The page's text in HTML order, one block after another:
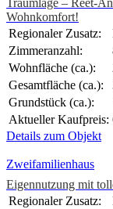
Traumlage – Reet-
Wohnkomfort!
Regionaler Zusatz:
Zimmeranzahl:
Wohnfläche (ca.):
Gesamtfläche (ca.):
Grundstück (ca.):
Aktueller Kaufpreis:
Details zum Objekt
Zweifamilienhaus
Eigennutzung mit
Regionaler Zusatz: